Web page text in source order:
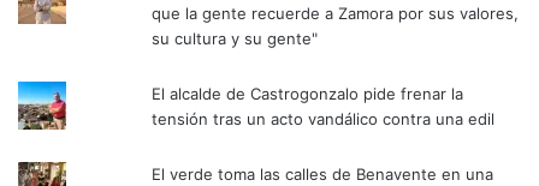
que la gente recuerde a Zamora por sus valores,
su cultura y su gente"
El alcalde de Castrogonzalo pide frenar la
tensión tras un acto vandálico contra una edil
El verde toma las calles de Benavente en una